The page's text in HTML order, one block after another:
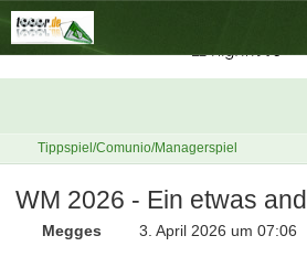
Tippspiel/Comunio/Managerspiel
WM 2026 - Ein etwas
Megges 3. April 2026 um 07:06